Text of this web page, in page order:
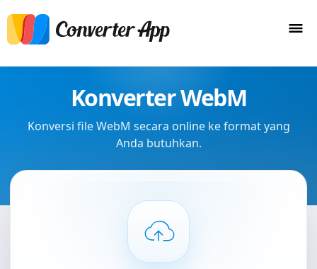
Konverter WebM
Konversi file WebM secara online ke format yang
Anda butuhkan.